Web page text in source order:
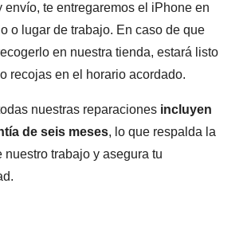
envío, te entregaremos el iPhone en
o lugar de trabajo. En caso de que
en nuestra tienda, estará listo
recojas en el horario acordado.
nuestras reparaciones incluyen
de seis meses, lo que respalda la
nuestro trabajo y asegura tu